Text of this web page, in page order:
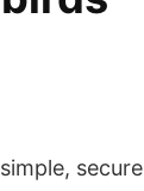
secure